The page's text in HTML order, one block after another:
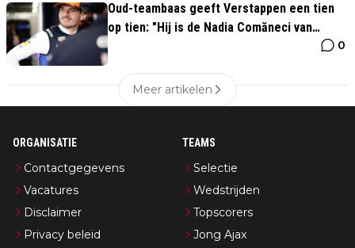
Oud-teambaas geeft Verstappen een tien
op tien: "Hij is de Nadia Comăneci van
0
Meer artikelen
ORGANISATIE
Contactgegevens
Vacatures
Disclaimer
Privacy beleid
TEAMS
Selectie
Wedstrijden
Topscorers
Jong Ajax